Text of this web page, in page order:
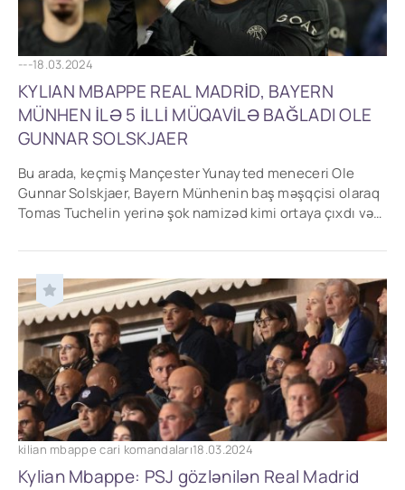
---18.03.2024
KYLIAN MBAPPE REAL MADRİD, BAYERN
MÜNHEN İLƏ 5 İLLİ MÜQAVİLƏ BAĞLADI OLE
GUNNAR SOLSKJAER
Bu arada, keçmiş Mançester Yunayted meneceri Ole
Gunnar Solskjaer, Bayern Münhenin baş məşqçisi olaraq
Tomas Tuchelin yerinə şok namizəd kimi ortaya çıxdı və
kilian mbappe cari komandaları18.03.2024
Kylian Mbappe: PSJ gözlənilən Real Madrid